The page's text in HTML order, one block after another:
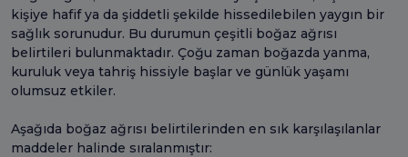
kişiye hafif ya da şiddetli şekilde hissedilebilen yaygın bir
sağlık sorunudur. Bu durumun çeşitli boğaz ağrısı
belirtileri bulunmaktadır. Çoğu zaman boğazda yanma,
kuruluk veya tahriş hissiyle başlar ve günlük yaşamı
olumsuz etkiler.
Aşağıda boğaz ağrısı belirtilerinden en sık karşılaşılanlar
maddeler halinde sıralanmıştır: